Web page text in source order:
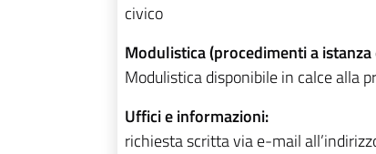
civico
Modulistica (procedimenti a
Modulistica disponibile in calce alla
Uffici e informazioni:
richiesta scritta via e-mail